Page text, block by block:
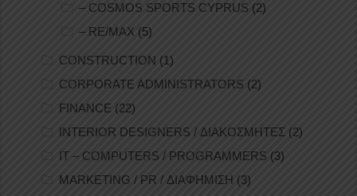
– COSMOS SPORTS CYPRUS (2)
– RE/MAX (5)
CONSTRUCTION (1)
CORPORATE ADMINISTRATORS (2)
FINANCE (22)
INTERIOR DESIGNERS / ΔΙΑΚΟΣΜΗΤΕΣ (2)
IT – COMPUTERS / PROGRAMMERS (3)
MARKETING / PR / ΔΙΑΦΗΜΙΣΗ (3)